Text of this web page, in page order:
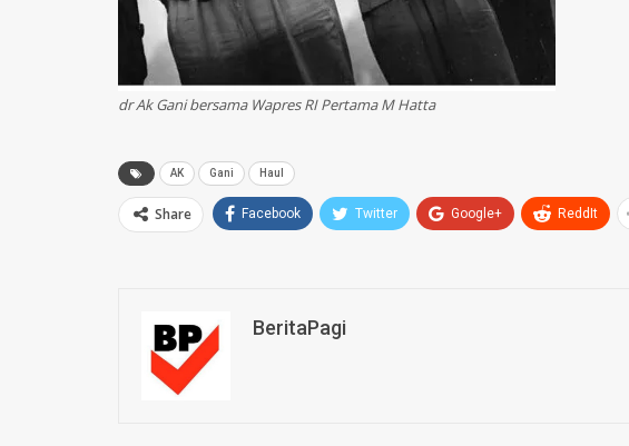
dr Ak Gani bersama Wapres RI Pertama M Hatta
AK Gani Haul
Share Facebook Twitter Google+ ReddIt
BeritaPagi